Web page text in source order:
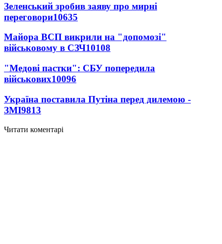
Зеленський зробив заяву про мирні
переговори10635
Майора ВСП викрили на "допомозі"
військовому в СЗЧ10108
"Медові пастки": СБУ попередила
військових10096
Україна поставила Путіна перед дилемою -
ЗМІ9813
Читати коментарі